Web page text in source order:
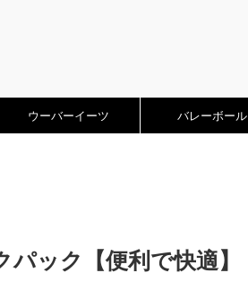
ウーバーイーツ バレーボール
ック【便利で快適】